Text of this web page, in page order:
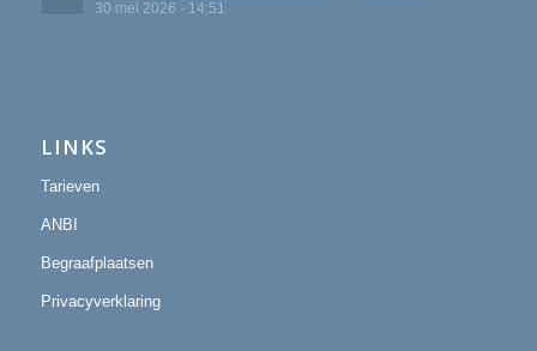
30 mei 2026 - 14:51
LINKS
Tarieven
ANBI
Begraafplaatsen
Privacyverklaring